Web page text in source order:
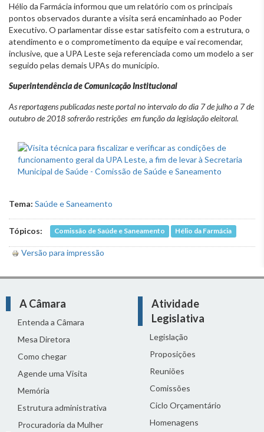
Hélio da Farmácia informou que um relatório com os principais
pontos observados durante a visita será encaminhado ao Poder
Executivo. O parlamentar disse estar satisfeito com a estrutura, o
atendimento e o comprometimento da equipe e vai recomendar,
inclusive, que a UPA Leste seja referenciada como um modelo a ser
seguido pelas demais UPAs do município.
Superintendência de Comunicação Institucional
As reportagens publicadas neste portal no intervalo do dia 7 de julho a 7 de
outubro de 2018 sofrerão restrições em função da legislação eleitoral.
Tema: Saúde e Saneamento
Tópicos: Comissão de Saúde e Saneamento Hélio da Farmácia
Versão para impressão
A Câmara
Entenda a Câmara
Mesa Diretora
Como chegar
Agende uma Visita
Memória
Estrutura administrativa
Procuradoria da Mulher
Atividade
Legislativa
Legislação
Proposições
Reuniões
Comissões
Ciclo Orçamentário
Homenagens